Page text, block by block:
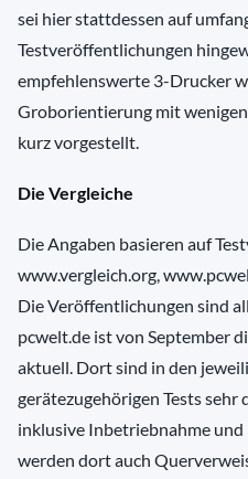
sei hier stattdessen auf
Testveröffentlichungen
empfehlenswerte 3-Drucker
Groborientierung mit
kurz vorgestellt.
Die Vergleiche
Die Angaben basieren auf
www.vergleich.org,
Die Veröffentlichungen sind
pcwelt.de ist von September
aktuell. Dort sind in den
gerätezugehörigen Tests
inklusive Inbetriebnahme und
werden dort auch